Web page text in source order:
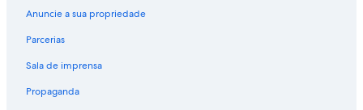
Anuncie a sua propriedade
Parcerias
Sala de imprensa
Propaganda